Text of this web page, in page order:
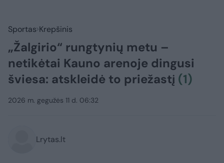
Sportas Krepšinis
„Žalgirio“ rungtynių metu –
netikėtai Kauno arenoje dingusi
šviesa: atskleidė to priežastį (1)
2026 m. gegužės 11 d. 06:32
Lrytas.lt